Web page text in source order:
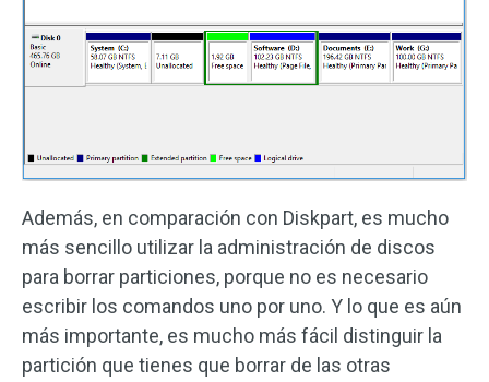
Además, en comparación con Diskpart, es mucho
más sencillo utilizar la administración de discos
para borrar particiones, porque no es necesario
escribir los comandos uno por uno. Y lo que es aún
más importante, es mucho más fácil distinguir la
partición que tienes que borrar de las otras